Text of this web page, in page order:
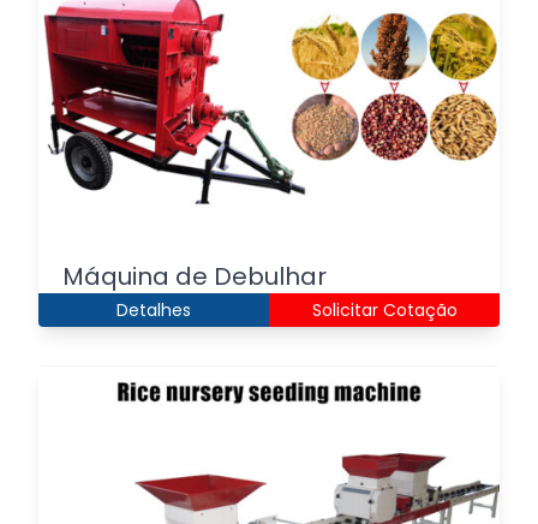
Máquina de Debulhar
Detalhes Solicitar Cotação